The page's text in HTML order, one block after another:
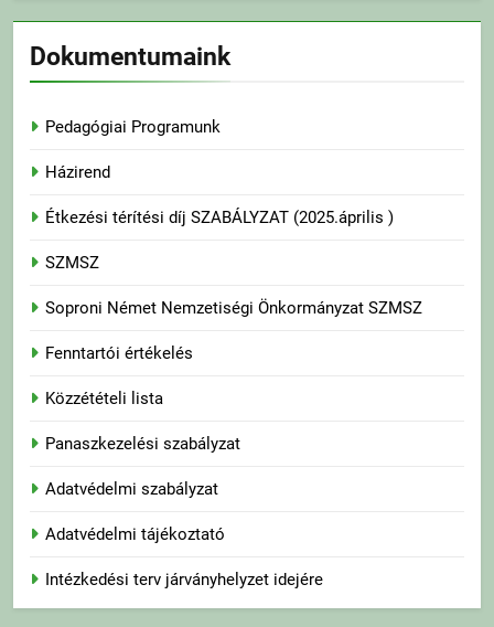
Dokumentumaink
Pedagógiai Programunk
Házirend
Étkezési térítési díj SZABÁLYZAT (2025.április )
SZMSZ
Soproni Német Nemzetiségi Önkormányzat SZMSZ
Fenntartói értékelés
Közzétételi lista
Panaszkezelési szabályzat
Adatvédelmi szabályzat
Adatvédelmi tájékoztató
Intézkedési terv járványhelyzet idejére